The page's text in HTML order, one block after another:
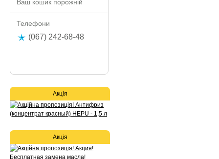
Ваш кошик порожній
Телефони
(067) 242-68-48
Акція
Акція